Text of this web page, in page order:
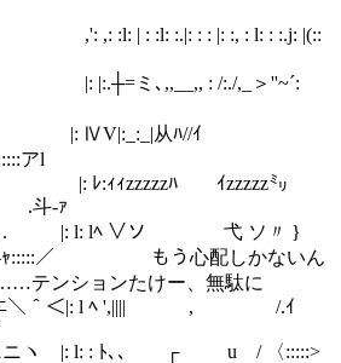
:.|: : : |: :, : l: : :.j: |(::
,,__,, : /:./,_＞''~´:
从ﾊ//ｲ
アl
zzzzzﾊ ｲzzzzz㍉
.斗‐ｧ
lﾍ ∨ソ 弋 ソ〃 }
ｬ:::::／ もう心配しかないん
テンションたけー、無駄に
＜|: l ﾍ ',|||| , /.ｲ
l: : ﾄ､､ ┌ u / 〈:::::>